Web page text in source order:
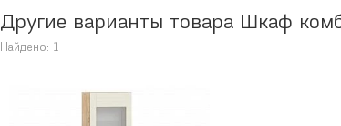
Другие варианты товара Шкаф
Найдено: 1